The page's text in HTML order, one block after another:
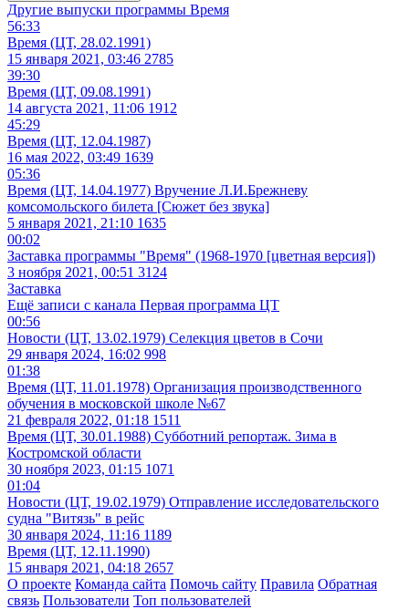
Другие выпуски программы Время
56:33
Время (ЦТ, 28.02.1991)
15 января 2021, 03:46 2785
39:30
Время (ЦТ, 09.08.1991)
14 августа 2021, 11:06 1912
45:29
Время (ЦТ, 12.04.1987)
16 мая 2022, 03:49 1639
05:36
Время (ЦТ, 14.04.1977) Вручение Л.И.Брежневу
комсомольского билета [Сюжет без звука]
5 января 2021, 21:10 1635
00:02
Заставка программы "Время" (1968-1970 [цветная версия])
3 ноября 2021, 00:51 3124
Заставка
Ещё записи с канала Первая программа ЦТ
00:56
Новости (ЦТ, 13.02.1979) Селекция цветов в Сочи
29 января 2024, 16:02 998
01:38
Время (ЦТ, 11.01.1978) Организация производственного
обучения в московской школе №67
21 февраля 2022, 01:18 1511
Время (ЦТ, 30.01.1988) Субботний репортаж. Зима в
Костромской области
30 ноября 2023, 01:15 1071
01:04
Новости (ЦТ, 19.02.1979) Отправление исследовательского
судна "Витязь" в рейс
30 января 2024, 11:16 1189
Время (ЦТ, 12.11.1990)
15 января 2021, 04:18 2657
О проекте Команда сайта Помочь сайту Правила Обратная
связь Пользователи Топ пользователей